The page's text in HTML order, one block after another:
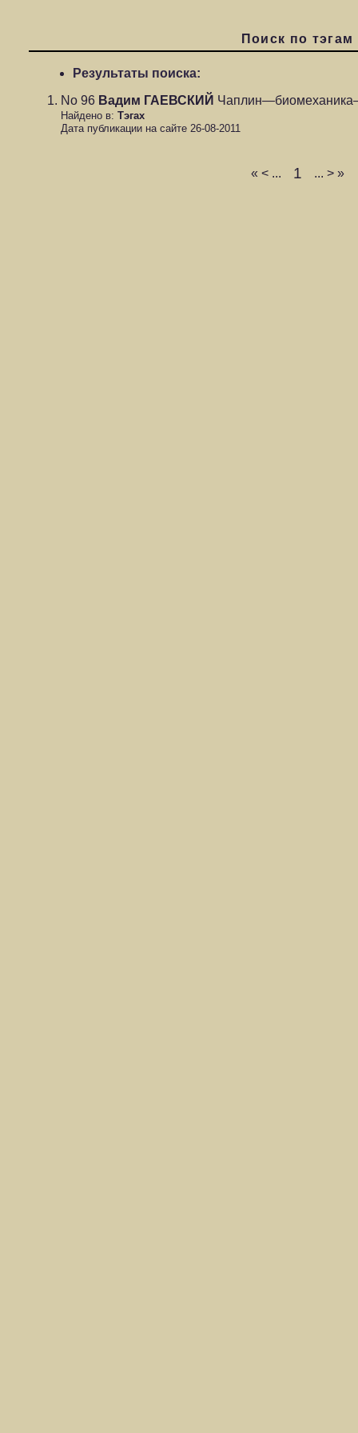
Поиск по тэгам
Результаты поиска:
No 96 Вадим ГАЕВСКИЙ
Найдено в: Тэгах
Дата публикации на сайте 26-08-2011
« < ... 1 ... > »